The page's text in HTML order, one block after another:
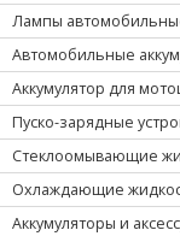
Лампы
Автомобильные
Аккумулятор для
Пуско-зарядные
Стеклоомывающие
Охлаждающие
Аккумуляторы и